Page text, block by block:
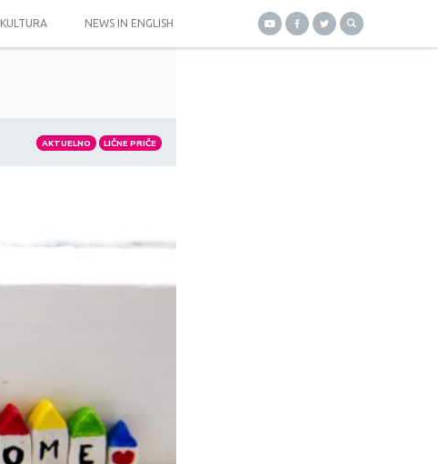
KULTURA NEWS IN ENGLISH
AKTUELNO LIČNE PRIČE